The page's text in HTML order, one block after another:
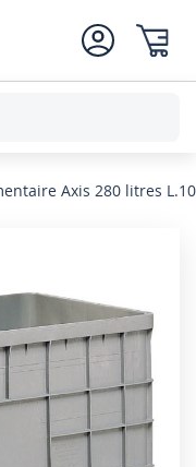
Axis 280 litres